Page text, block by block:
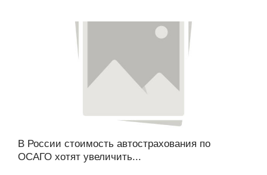
В России стоимость автострахования по
ОСАГО хотят увеличить...